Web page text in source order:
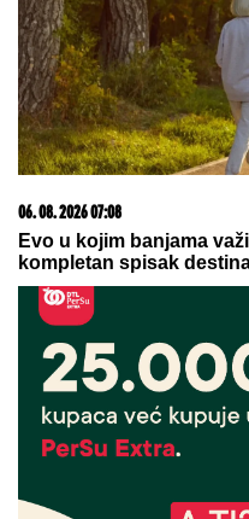
06. 08. 2026 07:08
Evo u kojim banjama
kompletan spisak